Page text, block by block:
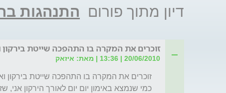
דיון מתוך פורום התנהגות
זוכרים את המקרה בו התהפכה שייטת בירקון
20/06/2010 | 13:36 | מאת: איזאק